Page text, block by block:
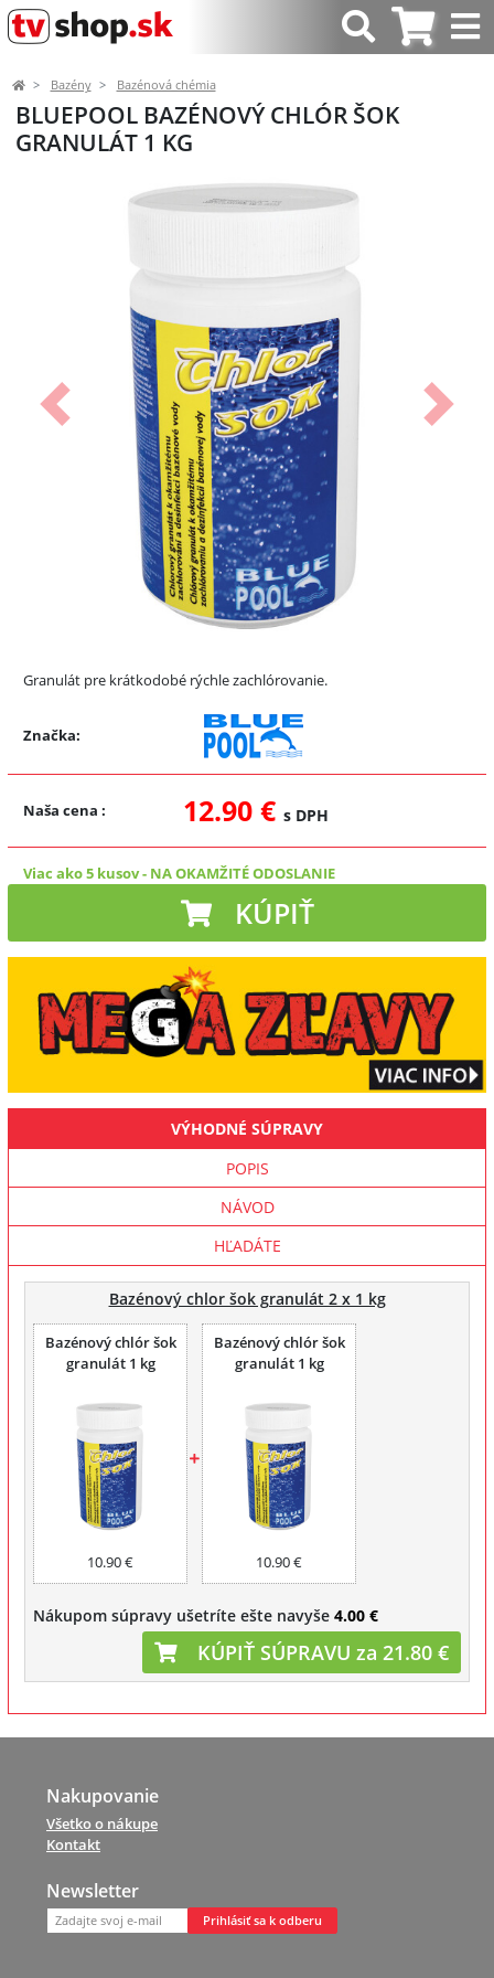
Bazény Bazénová chémia
BLUEPOOL BAZÉNOVÝ CHLÓR ŠOK
GRANULÁT 1 KG
Predchádzajúci Ďalší
Granulát pre krátkodobé rýchle zachlórovanie.
Značka:
Naša cena : 12.90 € s DPH
Viac ako 5 kusov- NA OKAMŽITÉ ODOSLANIE
KÚPIŤ
VÝHODNÉ SÚPRAVY
POPIS
NÁVOD
HĽADÁTE
Bazénový chlor šok granulát 2 x 1 kg
Bazénový chlór šok
granulát 1 kg
10.90 €
Bazénový chlór šok
granulát 1 kg
10.90 €
Nákupom súpravy ušetríte ešte navyše 4.00 €
KÚPIŤ SÚPRAVU za 21.80 €
Nakupovanie
Všetko o nákupe
Kontakt
Newsletter
Prihlásiť sa k odberu